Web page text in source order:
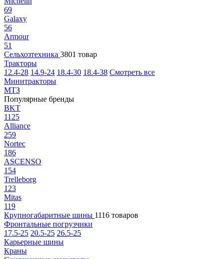
69
Galaxy
56
Armour
51
Сельхозтехника 3801 товар
Тракторы
12.4-28 14.9-24 18.4-30 18.4-38 Смотреть все
Минитракторы
МТЗ
Популярные бренды
BKT
1125
Alliance
259
Nortec
186
ASCENSO
154
Trelleborg
123
Mitas
119
Крупногабаритные шины 1116 товаров
Фронтальные погрузчики
17.5-25 20.5-25 26.5-25
Карьерные шины
Краны